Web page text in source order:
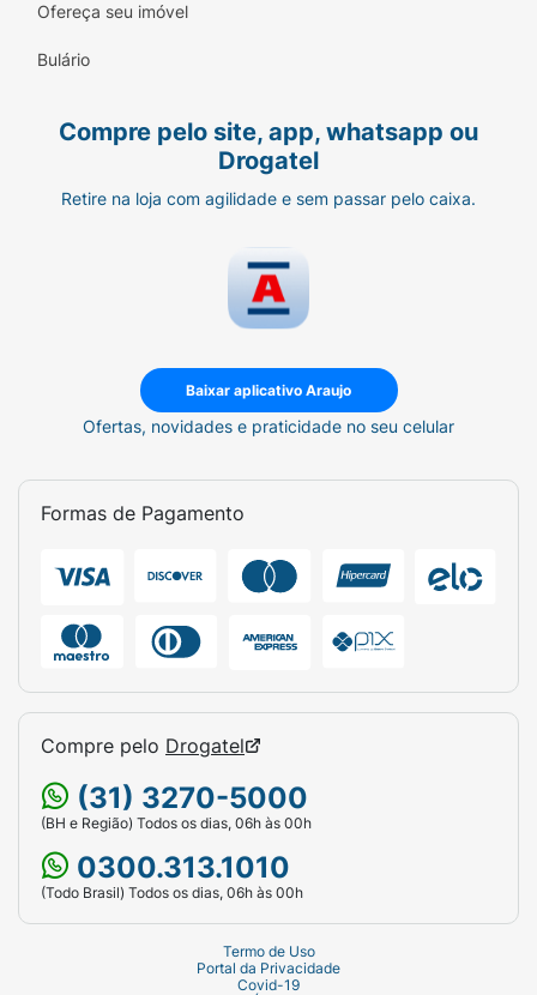
Ofereça seu imóvel
Bulário
Compre pelo site, app, whatsapp ou
Drogatel
Retire na loja com agilidade e sem passar pelo caixa.
Baixar aplicativo Araujo
Ofertas, novidades e praticidade no seu celular
Formas de Pagamento
Compre pelo Drogatel
(31) 3270-5000
(BH e Região) Todos os dias, 06h às 00h
0300.313.1010
(Todo Brasil) Todos os dias, 06h às 00h
Termo de Uso
Portal da Privacidade
Covid-19